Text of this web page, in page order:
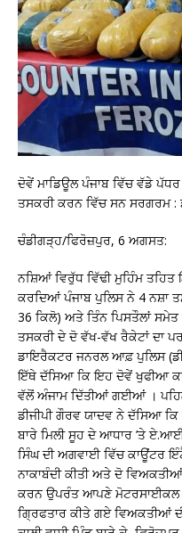
ਦੋਵੇਂ ਮਾਡਿਊਲ ਪੰਜਾਬ ਵਿੱਚ ਵੱਡੇ
ਤਸਕਰੀ ਕਰਨ ਵਿੱਚ ਸਨ ਸਰਗਰਮ :
ਚੰਡੀਗੜ੍ਹ/ਫਿਰੋਜ਼ਪੁਰ, 6 ਅਗਸਤ:
ਨਸ਼ਿਆਂ ਵਿਰੁੱਧ ਵਿੱਢੀ ਮੁਹਿੰਮ
ਕਰਦਿਆਂ ਪੰਜਾਬ ਪੁਲਿਸ ਨੇ 4 ਨਸ਼ਾ
36 ਕਿਲੋ) ਅਤੇ ਤਿੰਨ ਪਿਸਤੌਲਾਂ
ਤਸਕਰੀ ਦੇ ਦੋ ਵੱਖ-ਵੱਖ ਰੈਕੇਟਾਂ ਦਾ
ਡਾਇਰੈਕਟਰ ਜਨਰਲ ਆਫ਼ ਪੁਲਿਸ
ਇੱਥੇ ਦੱਸਿਆ ਕਿ ਇਹ ਦੋਵੇਂ ਖੁਫੀਆ
ਵੱਲੋਂ ਅੰਜਾਮ ਦਿੱਤੀਆਂ ਗਈਆਂ ।
ਡੀਜੀਪੀ ਗੌਰਵ ਯਾਦਵ ਨੇ ਦੱਸਿਆ
ਬਾਰੇ ਮਿਲੀ ਸੂਹ ਦੇ ਆਧਾਰ ’ਤੇ
ਸਿੰਘ ਦੀ ਅਗਵਾਈ ਵਿੱਚ ਕਾਊਂਟਰ
ਨਾਕਾਬੰਦੀ ਕੀਤੀ ਅਤੇ ਦੋ
ਕਰਨ ਉਪਰੰਤ ਆਪਣੇ ਮੋਟਰਸਾਈਕਲ
ਗ੍ਰਿਫਤਾਰ ਕੀਤੇ ਗਏ ਵਿਅਕਤੀਆਂ